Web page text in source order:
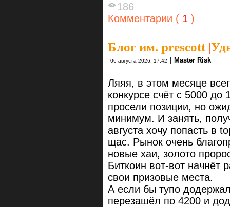
186
Комментарии ( 1 )
Блог им. prescott|
06 августа 2026, 17:42 | Master Risk
Ляяя, в этом месяце
конкурсе счёт с 5000
просели позиции, но
минимум. И занять,
августа хочу попасть в
щас. Рынок очень
новые хаи, золото
Биткоин вот-вот начнёт
свои призовые места.
А если бы тупо
перезашёл по 4200 и